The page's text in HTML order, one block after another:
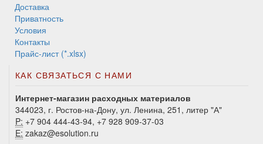
Доставка
Приватность
Условия
Контакты
Прайс-лист (*.xlsx)
КАК СВЯЗАТЬСЯ С НАМИ
Интернет-магазин расходных материалов
344023, г. Ростов-на-Дону, ул. Ленина, 251, литер "А"
P: +7 904 444-43-94, +7 928 909-37-03
E: zakaz@esolution.ru